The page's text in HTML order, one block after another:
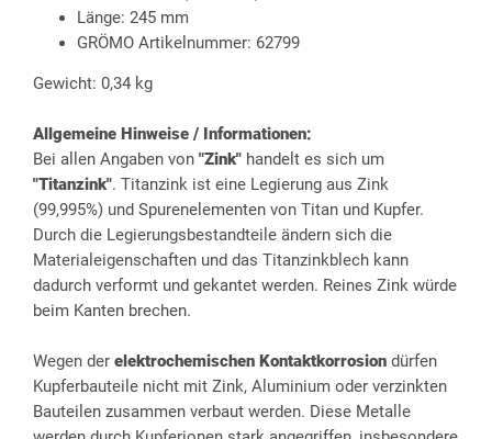
Länge: 245 mm
GRÖMO Artikelnummer: 62799
Gewicht: 0,34 kg
Allgemeine Hinweise / Informationen:
Bei allen Angaben von "Zink" handelt es sich um
"Titanzink". Titanzink ist eine Legierung aus Zink
(99,995%) und Spurenelementen von Titan und Kupfer.
Durch die Legierungsbestandteile ändern sich die
Materialeigenschaften und das Titanzinkblech kann
dadurch verformt und gekantet werden. Reines Zink würde
beim Kanten brechen.
Wegen der elektrochemischen Kontaktkorrosion dürfen
Kupferbauteile nicht mit Zink, Aluminium oder verzinkten
Bauteilen zusammen verbaut werden. Diese Metalle